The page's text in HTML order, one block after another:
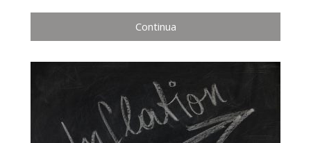
Continua